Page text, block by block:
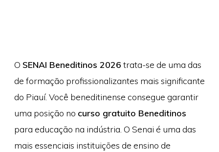
O SENAI Beneditinos 2026 trata-se de uma das
de formação profissionalizantes mais significante
do Piauí. Você beneditinense consegue garantir
uma posição no curso gratuito Beneditinos
para educação na indústria. O Senai é uma das
mais essenciais instituições de ensino de